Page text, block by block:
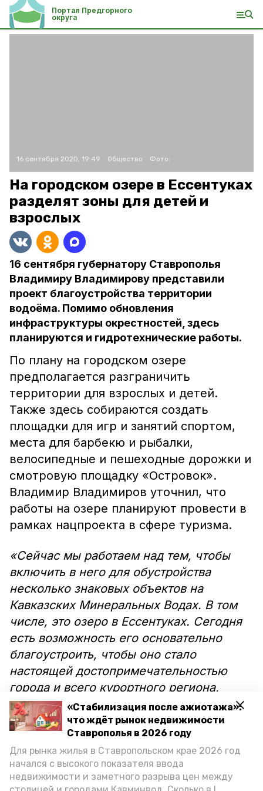
«Стабилизация после ажиотажа»:
что ждёт рынок недвижимости
Ставрополья в 2026 году
Для рынка жилья в Ставропольском крае 2026 год
начался с высокого показателя ввода
недвижимости и заметного разрыва цен между
Портал Предгорного
округа
16 сентября 2020, 19:49 Общество Фото:
На городском озере в Ессентуках
разделят зоны для детей и
взрослых
16 сентября губернатору Ставрополья
Владимиру Владимирову представили
проект благоустройства территории
водоёма. Помимо обновления
инфраструктуры окрестностей, здесь
планируются и гидротехнические работы.
По плану на городском озере
предполагается разграничить
территории для взрослых и детей.
Также здесь собираются создать
площадки для игр и занятий спортом,
места для барбекю и рыбалки,
велосипедные и пешеходные дорожки и
смотровую площадку «Островок».
Владимир Владимиров уточнил, что
работы на озере планируют провести в
рамках нацпроекта в сфере туризма.
«Сейчас мы работаем над тем, чтобы
включить в него для обустройства
несколько знаковых объектов на
Кавказских Минеральных Водах. В том
числе, это озеро в Ессентуках. Сегодня
есть возможность его основательно
благоустроить, чтобы оно стало
настоящей достопримечательностью
города и всего курортного региона,
дополнительно привлекая сюда
туристов», — прокомментировал
Владимир Владимиров.
На данном этапе разрабатывается
проектная документация. Работы могут